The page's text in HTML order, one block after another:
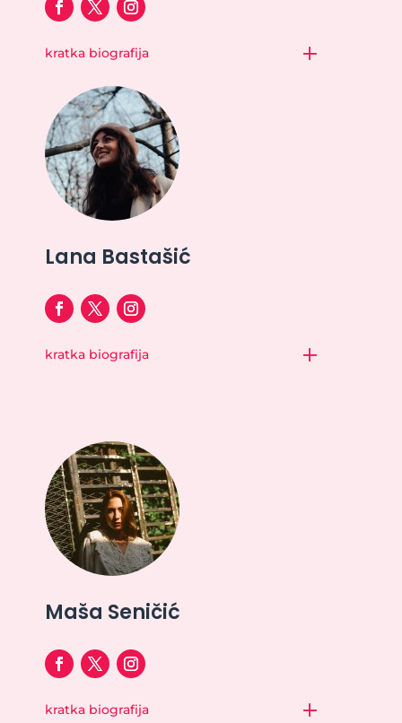
kratka biografija
Lana Bastašić
kratka biografija
Maša Seničić
kratka biografija